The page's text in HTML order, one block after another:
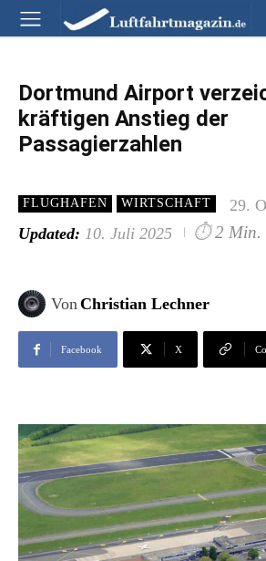
Dortmund Airport
kräftigen Anstieg der
Passagierzahlen
FLUGHAFEN WIRTSCHAFT
29.
Updated: 10. Juli 2025 ⏱ 2 Min.
VonChristian Lechner
Facebook X